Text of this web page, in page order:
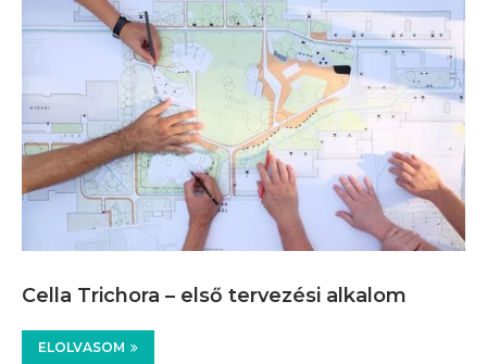
Cella Trichora – első tervezési alkalom
ELOLVASOM